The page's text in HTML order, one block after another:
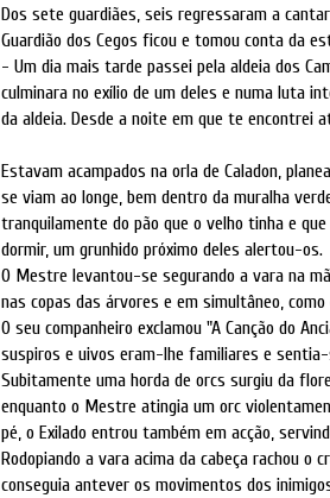
Dos sete guardiães, seis regressaram a
Guardião dos Cegos ficou e tomou conta da
- Um dia mais tarde passei pela aldeia dos
culminara no exílio de um deles e numa luta
da aldeia. Desde a noite em que te encontrei
Estavam acampados na orla de Caladon,
se viam ao longe, bem dentro da muralha
tranquilamente do pão que o velho tinha e
dormir, um grunhido próximo deles alertou-os.
O Mestre levantou-se segurando a vara na
nas copas das árvores e em simultâneo,
O seu companheiro exclamou "A Canção do
suspiros e uivos eram-lhe familiares e
Subitamente uma horda de orcs surgiu da
enquanto o Mestre atingia um orc
pé, o Exilado entrou também em acção,
Rodopiando a vara acima da cabeça rachou o
conseguia antever os movimentos dos